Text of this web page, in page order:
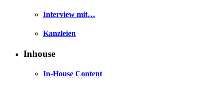
Interview mit…
Kanzleien
Inhouse
In-House Content